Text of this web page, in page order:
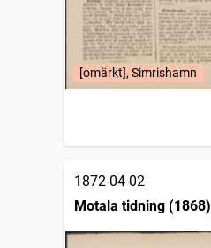
[omärkt], Simrishamn
1872-04-02
Motala tidning (1868)